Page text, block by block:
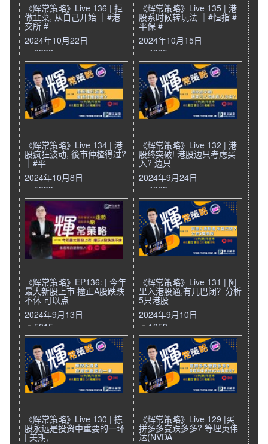
《辉常策略》Live 136 | 拒
做韭菜, 从自己开始 ｜#港
交所 #
2024年10月22日
2382
《辉常策略》Live 135 | 港
股系时候转玩法 ｜#恒指 #
平保 #
2024年10月15日
4395
《辉常策略》Live 134 | 港
股疯狂波动, 後市仲楂得过?
｜#平
2024年10月8日
5939
《辉常策略》Live 132 | 港
股终突破! 港股边只考虑买
入? 边只
2024年9月24日
4923
《辉常策略》EP136: | 今年
最大新股上市 撞正A股跌跌
不休 可以点
2024年9月13日
5015
《辉常策略》Live 131 | 阿
里入港股通,有几巴闭？分析
5只港股
2024年9月10日
1853
《辉常策略》Live 130 | 拣
股永远是投资中重要的一环
| 美期,
《辉常策略》Live 129 |买
拼多多变跌多多? 等埋英伟
达(NVDA